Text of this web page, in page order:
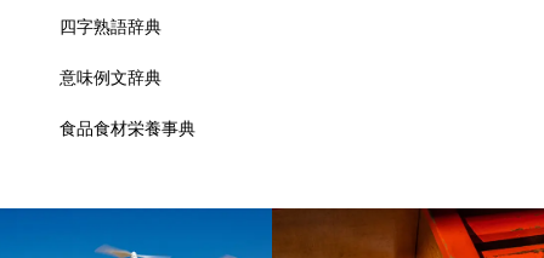
四字熟語辞典
意味例文辞典
食品食材栄養事典